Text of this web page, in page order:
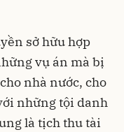
sở hữu hợp
vụ án mà bị
nhà nước, cho
những tội danh
là tịch thu tài